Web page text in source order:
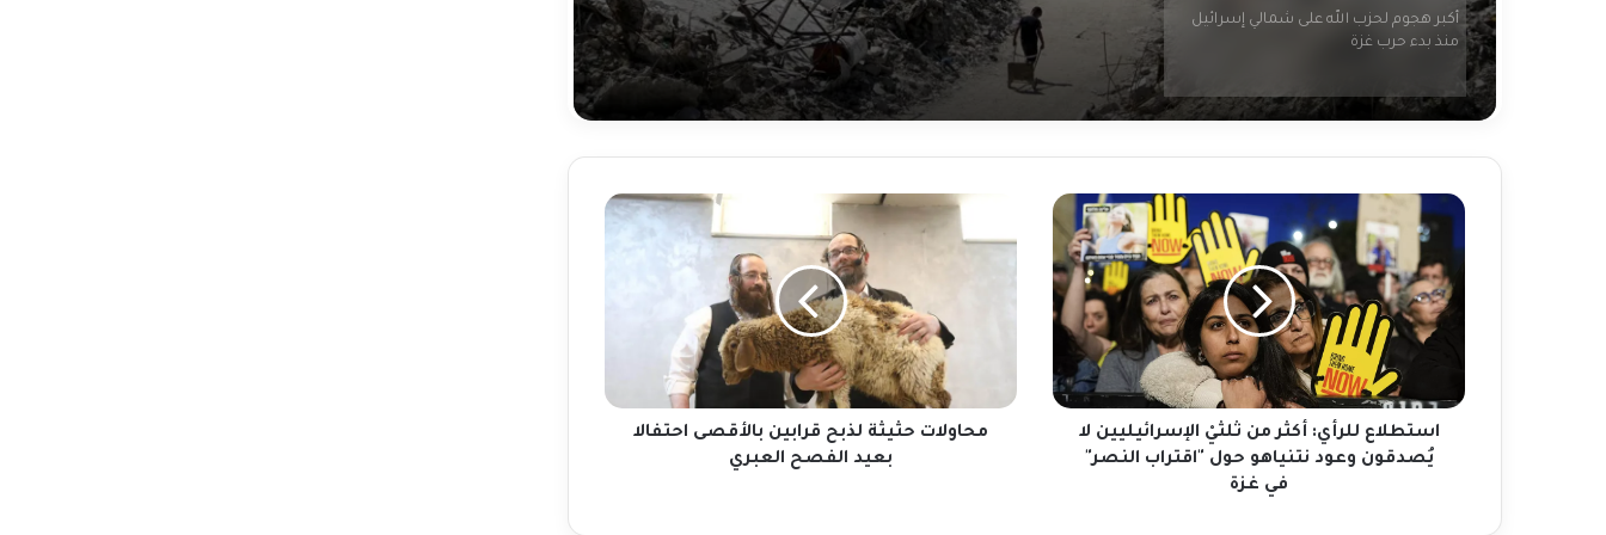
أكبر هجوم لحزب الله على شمالي إسرائيل
منذ بدء حرب غزة
الأمم المتحدة ترفض اتهامات الحوثيين
“المشينة”.
حماس تعلن قبولها قرار مجلس الأمن
لوقف الحرب في غزة
3 مجازر جديدة والاحتلال يعلن انتهاء عملياته
محاولات
العبري
محاولات حثيثة لذبح قرابين بالأقصى احتفالا
بعيد الفصح العبري
استطلاع
للرأي:
أكثر
من
ثلثيْ
الإسرائيليين
وعود
نتنياهواستطلاع للرأي: أكثر من ثلثيْ الإسرائيليين لا
يُصدقون وعود نتنياهو حول "اقتراب النصر"
في غزة